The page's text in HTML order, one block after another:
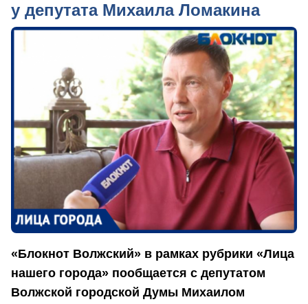
у депутата Михаила Ломакина
«Блокнот Волжский» в рамках рубрики «Лица
нашего города» пообщается с депутатом
Волжской городской Думы Михаилом